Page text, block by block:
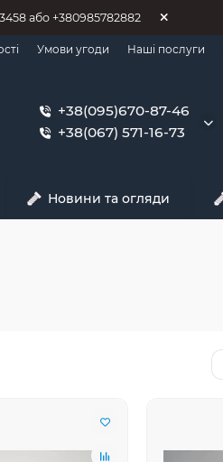
або +380985782882
Умови угоди Наші послуги
+38(095)670-87-46
+38(067) 571-16-73
Новини та огляди